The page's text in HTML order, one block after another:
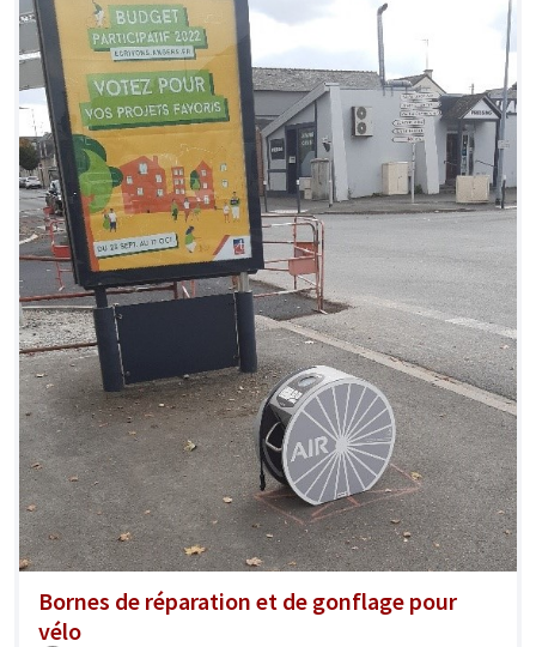
Bornes de réparation et de gonflage pour
vélo